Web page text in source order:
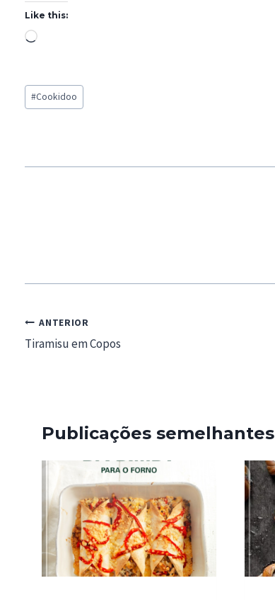
Like this:
L
d
i
…
Post
Tags:
#Cookidoo
Navegação
de
ANTERIOR
Tiramisu em Copos
Publicações semelhantes